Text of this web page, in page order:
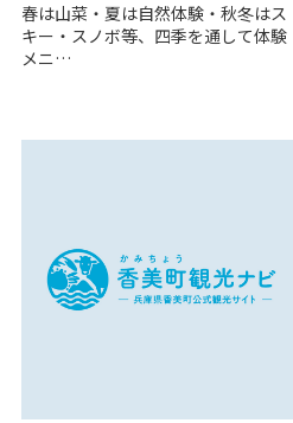
春は山菜・夏は自然体験・秋冬はス
キー・スノボ等、四季を通して体験
メニ…